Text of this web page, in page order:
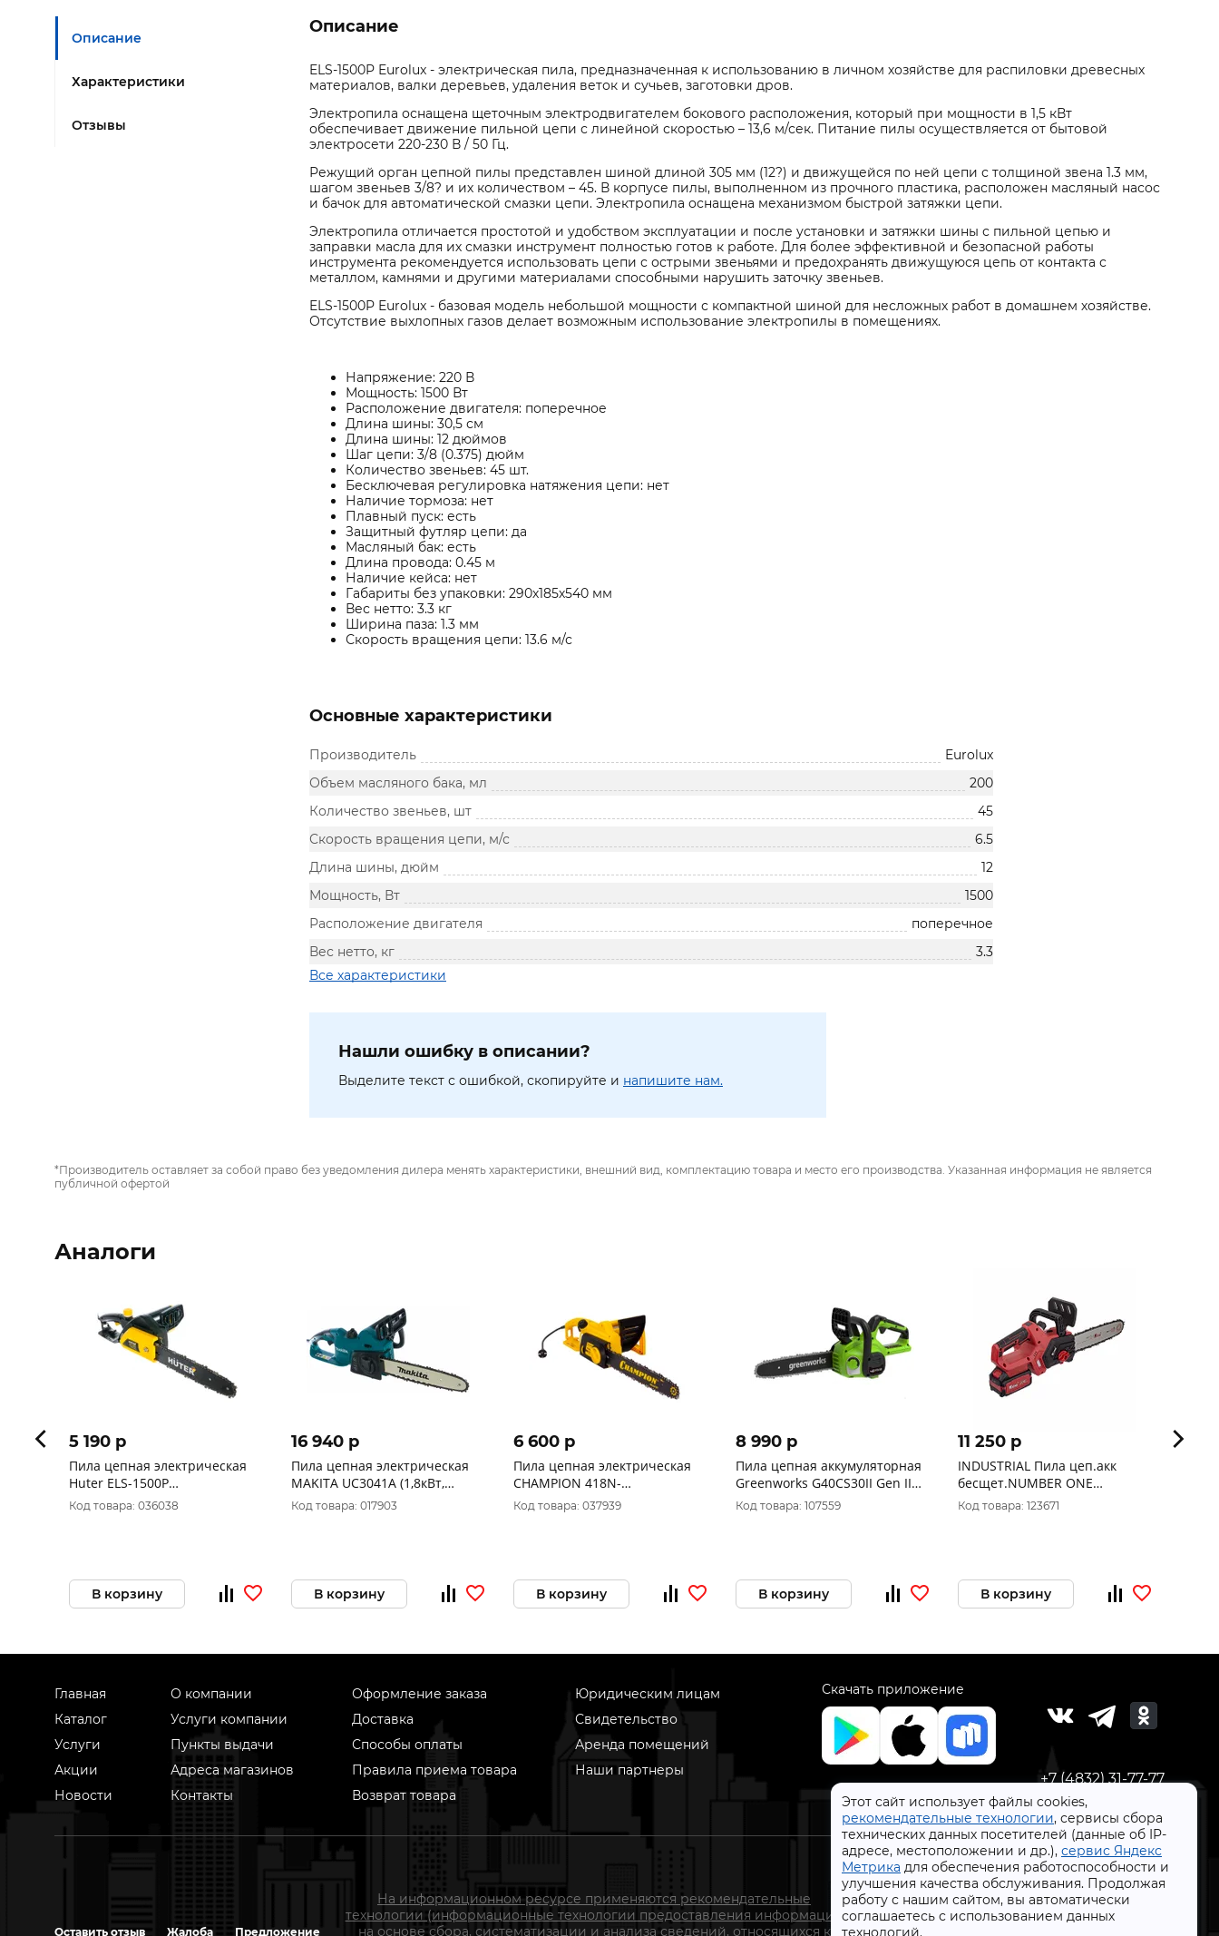
Этот сайт использует файлы cookies,
рекомендательные технологии, сервисы сбора
технических данных посетителей (данные об IP-
адресе, местоположении и др.), сервис Яндекс
Метрика для обеспечения работоспособности и
улучшения качества обслуживания. Продолжая
работу с нашим сайтом, вы автоматически
соглашаетесь с использованием данных
технологий.
Описание
Характеристики
Отзывы
Описание
ELS-1500P Eurolux - электрическая пила, предназначенная к использованию в личном хозяйстве для распиловки древесных
материалов, валки деревьев, удаления веток и сучьев, заготовки дров.
Электропила оснащена щеточным электродвигателем бокового расположения, который при мощности в 1,5 кВт
обеспечивает движение пильной цепи с линейной скоростью – 13,6 м/сек. Питание пилы осуществляется от бытовой
электросети 220-230 В / 50 Гц.
Режущий орган цепной пилы представлен шиной длиной 305 мм (12?) и движущейся по ней цепи с толщиной звена 1.3 мм,
шагом звеньев 3/8? и их количеством – 45. В корпусе пилы, выполненном из прочного пластика, расположен масляный насос
и бачок для автоматической смазки цепи. Электропила оснащена механизмом быстрой затяжки цепи.
Электропила отличается простотой и удобством эксплуатации и после установки и затяжки шины с пильной цепью и
заправки масла для их смазки инструмент полностью готов к работе. Для более эффективной и безопасной работы
инструмента рекомендуется использовать цепи с острыми звеньями и предохранять движущуюся цепь от контакта с
металлом, камнями и другими материалами способными нарушить заточку звеньев.
ELS-1500P Eurolux - базовая модель небольшой мощности с компактной шиной для несложных работ в домашнем хозяйстве.
Отсутствие выхлопных газов делает возможным использование электропилы в помещениях.
Напряжение: 220 В
Мощность: 1500 Вт
Расположение двигателя: поперечное
Длина шины: 30,5 см
Длина шины: 12 дюймов
Шаг цепи: 3/8 (0.375) дюйм
Количество звеньев: 45 шт.
Бесключевая регулировка натяжения цепи: нет
Наличие тормоза: нет
Плавный пуск: есть
Защитный футляр цепи: да
Масляный бак: есть
Длина провода: 0.45 м
Наличие кейса: нет
Габариты без упаковки: 290х185х540 мм
Вес нетто: 3.3 кг
Ширина паза: 1.3 мм
Скорость вращения цепи: 13.6 м/с
Основные характеристики
Производитель
Eurolux
Объем масляного бака, мл
200
Количество звеньев, шт
45
Скорость вращения цепи, м/с
6.5
Длина шины, дюйм
12
Мощность, Вт
1500
Расположение двигателя
поперечное
Вес нетто, кг
3.3
Все характеристики
Нашли ошибку в описании?
Выделите текст с ошибкой, скопируйте и напишите нам.
*Производитель оставляет за собой право без уведомления дилера менять характеристики, внешний вид, комплектацию товара и место его производства. Указанная информация не является
публичной офертой
Аналоги
5 190 p
Пила цепная электрическая
Huter ELS-1500P
(1500Вт,шаг3/8 (0.375)
Код товара: 036038
В корзину
16 940 p
Пила цепная электрическая
MAKITA UC3041A (1,8кВт,
12"/30см-3/8''-1,3мм.
поперчный двиг. 14,5м/с.)
Код товара: 017903
В корзину
6 600 p
Пила цепная электрическая
CHAMPION 418N-
16"/40см.х3/8х1,3х57 зв.
(1,8кВт 3,8кг) попнречное
Код товара: 037939
В корзину
8 990 p
Пила цепная аккумуляторная
Greenworks G40CS30II Gen II
40В 2007807 (без АКБ и ЗУ)
Код товара: 107559
В корзину
11 250 p
INDUSTRIAL Пила цеп.акк
бесщет.NUMBER ONЕ
RCS20/4.0-PRO-
B(20V,1акк,4,0Ah.,З/У,цепь
Код товара: 123671
В корзину
7
Главная
Каталог
Услуги
Акции
Новости
О компании
Услуги компании
Пункты выдачи
Адреса магазинов
Контакты
Оформление заказа
Доставка
Способы оплаты
Правила приема товара
Возврат товара
Юридическим лицам
Свидетельство
Аренда помещений
Наши партнеры
Скачать приложение
+7 (4832) 31-77-77
Оставить отзыв Жалоба Предложение
На информационном ресурсе применяются рекомендательные
технологии (информационные технологии предоставления информации
на основе сбора, систематизации и анализа сведений, относящихся к
СтройлоН 1998-2026 г.
Публичная оферта